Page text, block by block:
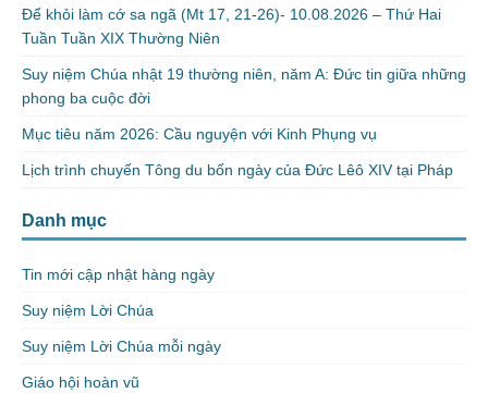
Để khỏi làm cớ sa ngã (Mt 17, 21-26)- 10.08.2026 – Thứ Hai
Tuần Tuần XIX Thường Niên
Suy niệm Chúa nhật 19 thường niên, năm A: Đức tin giữa những
phong ba cuộc đời
Mục tiêu năm 2026: Cầu nguyện với Kinh Phụng vụ
Lịch trình chuyến Tông du bốn ngày của Đức Lêô XIV tại Pháp
Danh mục
Tin mới cập nhật hàng ngày
Suy niệm Lời Chúa
Suy niệm Lời Chúa mỗi ngày
Giáo hội hoàn vũ